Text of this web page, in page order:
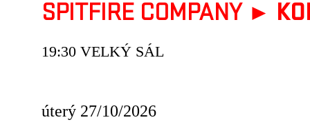
SPITFIRE COMPANY ►
19:30 VELKÝ SÁL
úterý 27/10/2026